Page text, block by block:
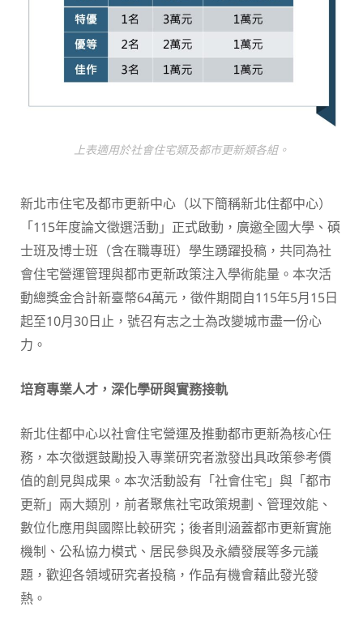
上表適用於社會住宅類及都市更新類各組。
新北市住宅及都市更新中心（以下簡稱新北住都中心）
「115年度論文徵選活動」正式啟動，廣邀全國大學、碩
士班及博士班（含在職專班）學生踴躍投稿，共同為社
會住宅營運管理與都市更新政策注入學術能量。本次活
動總獎金合計新臺幣64萬元，徵件期間自115年5月15日
起至10月30日止，號召有志之士為改變城市盡一份心
力。
培育專業人才，深化學研與實務接軌
新北住都中心以社會住宅營運及推動都市更新為核心任
務，本次徵選鼓勵投入專業研究者激發出具政策參考價
值的創見與成果。本次活動設有「社會住宅」與「都市
更新」兩大類別，前者聚焦社宅政策規劃、管理效能、
數位化應用與國際比較研究；後者則涵蓋都市更新實施
機制、公私協力模式、居民參與及永續發展等多元議
題，歡迎各領域研究者投稿，作品有機會藉此發光發
熱。